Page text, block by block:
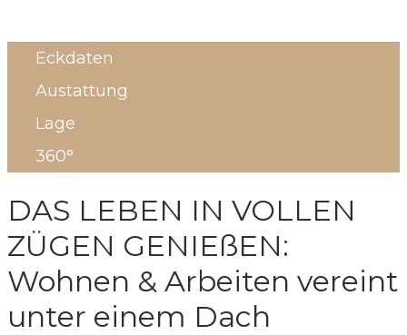
Eckdaten
Austattung
Lage
360°
DAS LEBEN IN VOLLEN
ZÜGEN GENIEßEN:
Wohnen & Arbeiten vereint
unter einem Dach